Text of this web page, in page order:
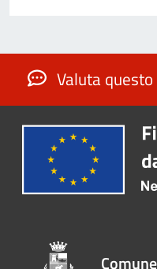
Valuta